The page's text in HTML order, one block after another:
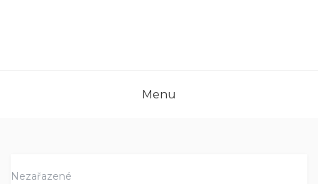
Menu
Nezařazené